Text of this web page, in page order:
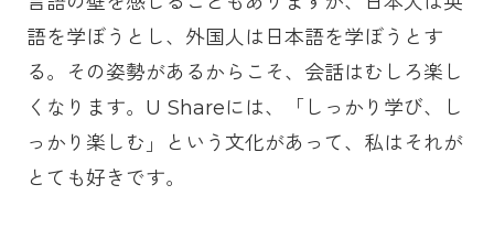
語を学ぼうとし、外国人は日本語を学ぼうとす
る。その姿勢があるからこそ、会話はむしろ楽し
くなります。U Shareには、「しっかり学び、し
っかり楽しむ」という文化があって、私はそれが
とても好きです。